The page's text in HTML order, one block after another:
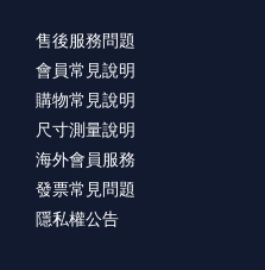
售後服務問題
會員常見說明
購物常見說明
尺寸測量說明
海外會員服務
發票常見問題
隱私權公告